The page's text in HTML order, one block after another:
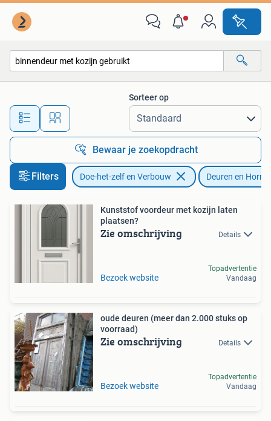
Alle afstanden…
Sorteer op
Bewaar je zoekopdracht
Filters Doe-het-zelf en Verbouw Deuren en Horren
Kunststof voordeur met kozijn laten
plaatsen?
Zie omschrijving Details
Bezoek website
Topadvertentie
Vandaag
oude deuren (meer dan 2.000 stuks op
voorraad)
Zie omschrijving Details
Bezoek website
Topadvertentie
Vandaag